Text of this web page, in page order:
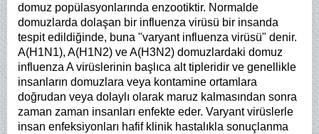
domuz popülasyonlarında enzootiktir. Normalde
domuzlarda dolaşan bir influenza virüsü bir insanda
tespit edildiğinde, buna "varyant influenza virüsü" denir.
A(H1N1), A(H1N2) ve A(H3N2) domuzlardaki domuz
influenza A virüslerinin başlıca alt tipleridir ve genellikle
insanların domuzlara veya kontamine ortamlara
doğrudan veya dolaylı olarak maruz kalmasından sonra
zaman zaman insanları enfekte eder. Varyant virüslerle
insan enfeksiyonları hafif klinik hastalıkla sonuçlanma